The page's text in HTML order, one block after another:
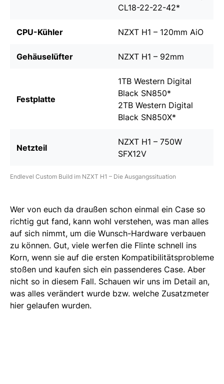
CL18-22-22-42*
CPU-Kühler NZXT H1 – 120mm AiO
Gehäuselüfter NZXT H1 – 92mm
Festplatte
1TB Western Digital
Black SN850*
2TB Western Digital
Black SN850X*
Netzteil
NZXT H1 – 750W
SFX12V
Endlevel Custom Build im NZXT H1 – Die Ausgangssituation
Wer von euch da draußen schon einmal ein Case so
richtig gut fand, kann wohl verstehen, was man alles
auf sich nimmt, um die Wunsch-Hardware verbauen
zu können. Gut, viele werfen die Flinte schnell ins
Korn, wenn sie auf die ersten Kompatibilitätsprobleme
stoßen und kaufen sich ein passenderes Case. Aber
nicht so in diesem Fall. Schauen wir uns im Detail an,
was alles verändert wurde bzw. welche Zusatzmeter
hier gelaufen wurden.